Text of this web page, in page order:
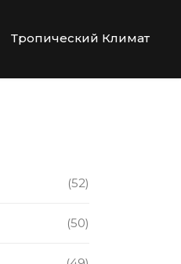
Тропический Климат
(52)
(50)